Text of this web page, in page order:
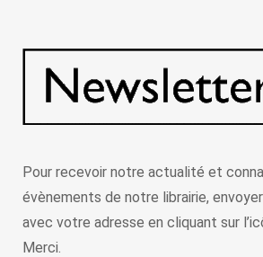
Pour recevoir notre actualité et
évènements de notre librairie,
avec votre adresse en cliquant sur
Merci.